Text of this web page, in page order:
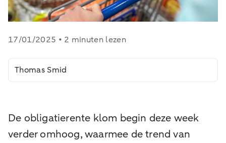
17/01/2025 • 2 minuten lezen
Thomas Smid
De obligatierente klom begin deze week
verder omhoog, waarmee de trend van